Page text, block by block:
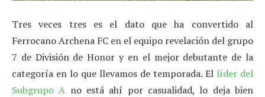
Tres veces tres es el dato que ha convertido al
Ferrocano Archena FC en el equipo revelación del grupo
7 de División de Honor y en el mejor debutante de la
categoría en lo que llevamos de temporada. El líder del
Subgrupo A no está ahí por casualidad, lo deja bien